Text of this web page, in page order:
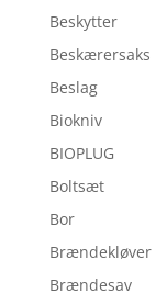
Beskytter
Beskærersaks
Beslag
Biokniv
BIOPLUG
Boltsæt
Bor
Brændekløver
Brændesav